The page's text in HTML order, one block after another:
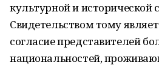
культурной и исторической
Свидетельством тому
согласие представителей
национальностей,